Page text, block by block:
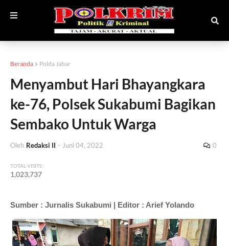
Beranda Polda Jabar
Menyambut Hari Bhayangkara
ke-76, Polsek Sukabumi Bagikan
Sembako Untuk Warga
Oleh Redaksi II - Juni 04, 2022 0
TOTAL VISITS :
1,023,737
Sumber : Jurnalis Sukabumi | Editor : Arief Yolando